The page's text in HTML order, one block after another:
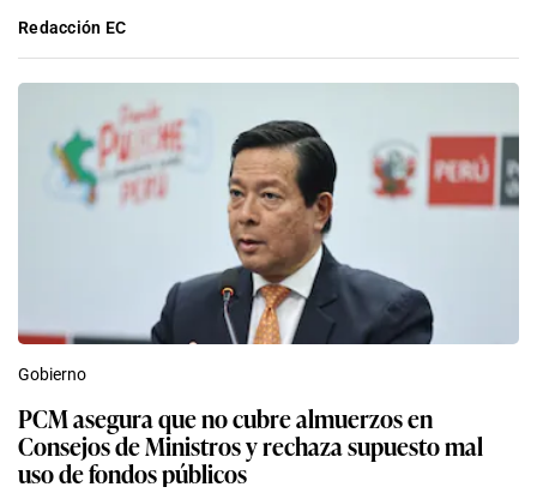
Redacción EC
Gobierno
PCM asegura que no cubre almuerzos en
Consejos de Ministros y rechaza supuesto mal
uso de fondos públicos